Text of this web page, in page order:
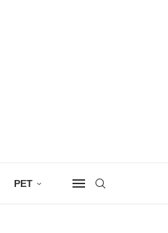
PET